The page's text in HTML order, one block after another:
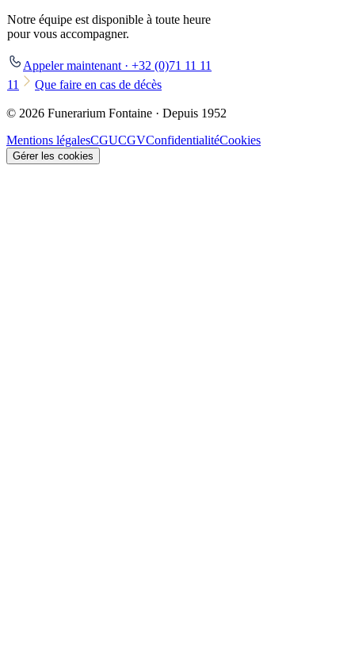
Notre équipe est disponible à toute heure
pour vous accompagner.
Appeler maintenant · +32 (0)71 11 11
11
Que faire en cas de décès
© 2026 Funerarium Fontaine · Depuis 1952
Mentions légalesCGUCGVConfidentialitéCookies
Gérer les cookies